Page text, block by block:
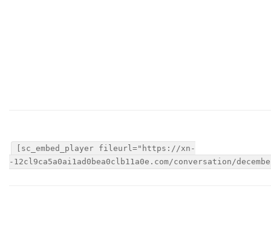
[sc_embed_player fileurl="https://xn-
-12cl9ca5a0ai1ad0bea0clb11a0e.com/conversation/